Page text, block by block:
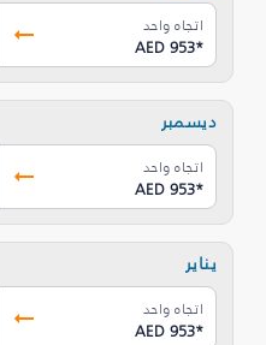
اتجاه واحد
AED 953*
ديسمبر
اتجاه واحد
AED 953*
يناير
اتجاه واحد
AED 953*